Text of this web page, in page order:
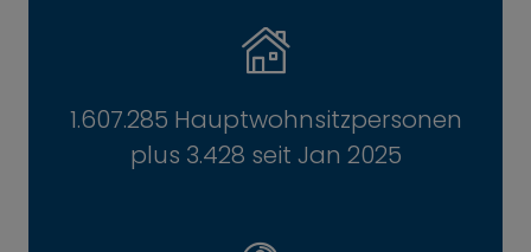
1.607.285 Hauptwohnsitzpersonen
plus 3.428 seit Jan 2025